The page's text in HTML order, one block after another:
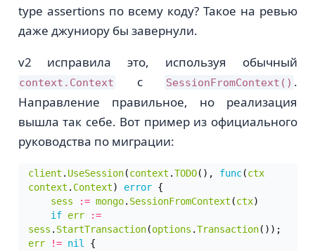
type assertions по всему коду? Такое на ревью
даже джуниору бы завернули.
v2 исправила это, используя обычный
context.Context с SessionFromContext() .
Направление правильное, но реализация
вышла так себе. Вот пример из официального
руководства по миграции:
client . UseSession(context .TODO(), func(ctx
context . Context) error {
sess
:= mongo. SessionFromContext (ctx)
if err
:=
sess . StartTransaction(options .Transaction());
err
!= nil
{